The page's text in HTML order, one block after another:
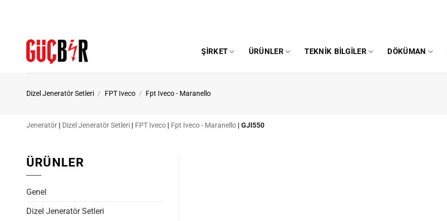
ŞIRKET ÜRÜNLER TEKNIK BILGILER DÖKÜMAN
Dizel Jeneratör Setleri / FPT Iveco / Fpt Iveco - Maranello
Jeneratör | Dizel Jeneratör Setleri | FPT Iveco | Fpt Iveco - Maranello | GJI550
ÜRÜNLER
Genel
Dizel Jeneratör Setleri